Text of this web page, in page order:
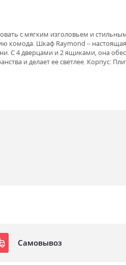
с мягким изголовьем и
комода. Шкаф Raymond –
С 4 дверцами и 2 ящиками, она
и делает ее светлее. Корпус:
Самовывоз